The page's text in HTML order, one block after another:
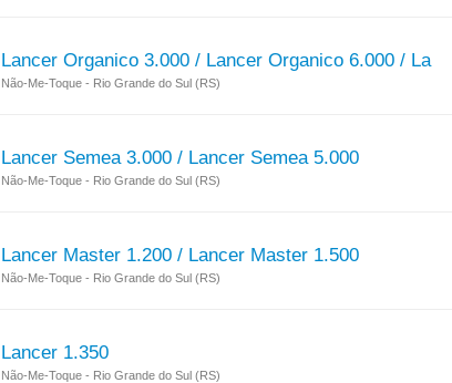
Lancer Organico 3.000 / Lancer Organico 6.000 / La
Não-Me-Toque - Rio Grande do Sul (RS)
Lancer Semea 3.000 / Lancer Semea 5.000
Não-Me-Toque - Rio Grande do Sul (RS)
Lancer Master 1.200 / Lancer Master 1.500
Não-Me-Toque - Rio Grande do Sul (RS)
Lancer 1.350
Não-Me-Toque - Rio Grande do Sul (RS)